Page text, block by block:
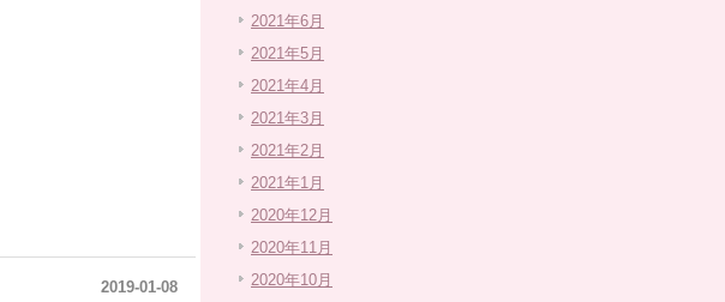
2019-01-08
2021年6月
2021年5月
2021年4月
2021年3月
2021年2月
2021年1月
2020年12月
2020年11月
2020年10月